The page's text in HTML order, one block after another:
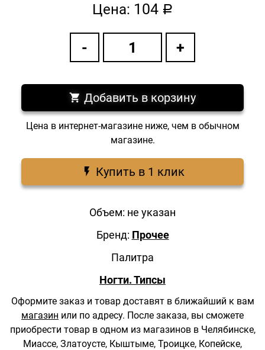
Цена: 104 a
Добавить в корзину
Цена в интернет-магазине ниже, чем в обычном
магазине.
Купить в 1 клик
Объем: не указан
Бренд: Прочее
Палитра
Ногти. Типсы
Оформите заказ и товар доставят в ближайший к вам
магазин или по адресу. После заказа, вы сможете
приобрести товар в одном из магазинов в Челябинске,
Миассе, Златоусте, Кыштыме, Троицке, Копейске,